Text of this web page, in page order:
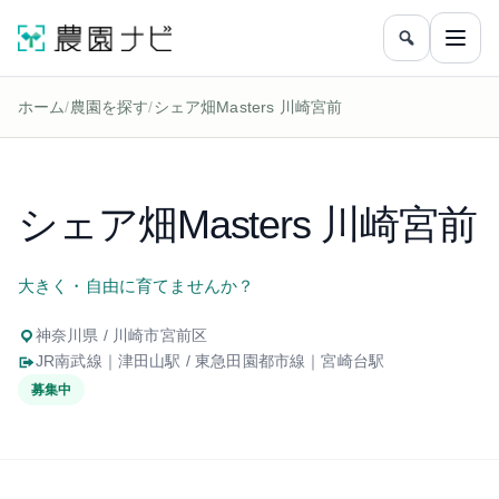
農園をフ
メニ
ホーム/農園を探す/シェア畑Masters 川崎宮前
シェア畑Masters 川崎宮前
大きく・自由に育てませんか？
神奈川県 / 川崎市宮前区
JR南武線｜津田山駅 / 東急田園都市線｜宮崎台駅
募集中